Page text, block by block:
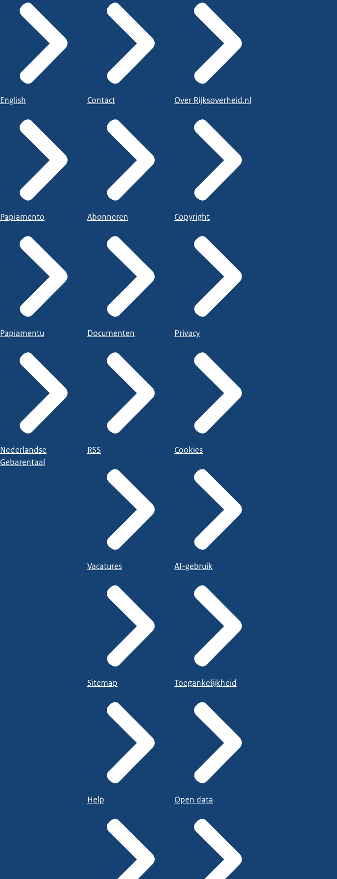
English
Papiamento
Papiamentu
Nederlandse
Gebarentaal
Contact
Abonneren
Documenten
RSS
Vacatures
Sitemap
Help
Over Rijksoverheid.nl
Copyright
Privacy
Cookies
AI-gebruik
Toegankelijkheid
Open data